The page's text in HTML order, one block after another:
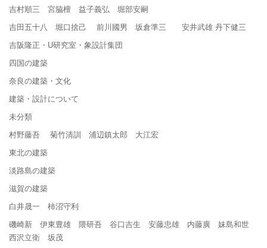
吉村順三 宮脇檀 益子義弘 堀部安嗣
吉田五十八 堀口捨己 前川國男 坂倉準三 安井武雄 丹下健三
吉阪隆正・U研究室・象設計集団
四国の建築
奈良の建築・文化
建築・設計について
未分類
村野藤吾 菊竹清訓 浦辺鎮太郎 大江宏
東北の建築
淡路島の建築
滋賀の建築
白井晟一 柿沼守利
磯崎新 伊東豊雄 隈研吾 谷口吉生 安藤忠雄 内藤廣 妹島和世
西沢立衛 坂茂